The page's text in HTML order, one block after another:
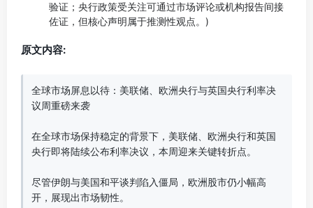
验证；央行政策受关注可通过市场评论或机构报告间接
佐证，但核心声明属于推测性观点。)
原文内容:
全球市场屏息以待：美联储、欧洲央行与英国央行利率决
议周重磅来袭
在全球市场保持稳定的背景下，美联储、欧洲央行和英国
央行即将陆续公布利率决议，本周迎来关键转折点。
尽管伊朗与美国和平谈判陷入僵局，欧洲股市仍小幅高
开，展现出市场韧性。